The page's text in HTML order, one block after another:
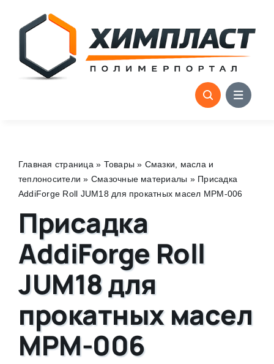
content
Главная страница » Товары » Смазки, масла и
теплоносители » Смазочные материалы » Присадка
AddiForge Roll JUM18 для прокатных масел MPM-006
Присадка
AddiForge Roll
JUM18 для
прокатных масел
MPM-006